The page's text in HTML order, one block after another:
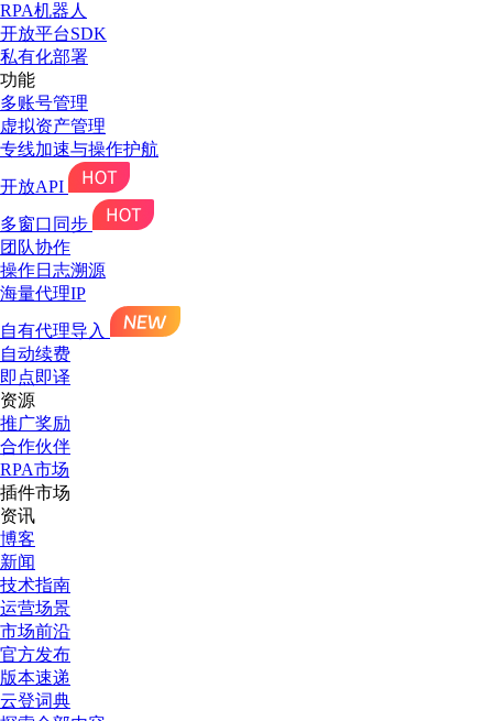
RPA机器人
开放平台SDK
私有化部署
功能
多账号管理
虚拟资产管理
专线加速与操作护航
开放API
多窗口同步
团队协作
操作日志溯源
海量代理IP
自有代理导入
自动续费
即点即译
资源
推广奖励
合作伙伴
RPA市场
插件市场
资讯
博客
新闻
技术指南
运营场景
市场前沿
官方发布
版本速递
云登词典